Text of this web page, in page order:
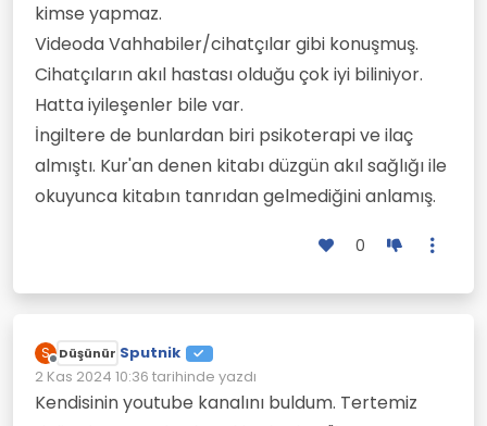
kimse yapmaz.
Videoda Vahhabiler/cihatçılar gibi konuşmuş.
Cihatçıların akıl hastası olduğu çok iyi biliniyor.
Hatta iyileşenler bile var.
İngiltere de bunlardan biri psikoterapi ve ilaç
almıştı. Kur'an denen kitabı düzgün akıl sağlığı ile
okuyunca kitabın tanrıdan gelmediğini anlamış.
0
S
Çevrimdışı
Düşünür Sputnik
2 Kas 2024 10:36 tarihinde yazdı
Son düzenleyen:
Kendisinin youtube kanalını buldum. Tertemiz